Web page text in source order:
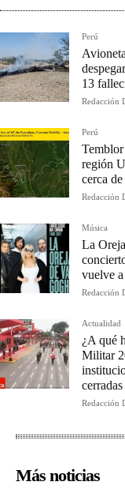
Perú
13
Redacción
Perú
región
cerca
Redacción
Música
La
vuelve
Redacción
Actualidad
¿A qué
Militar
Redacción
Más noticias